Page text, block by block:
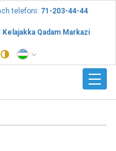
telefoni: 71-203-44-44
Kelajakka Qadam Markazi